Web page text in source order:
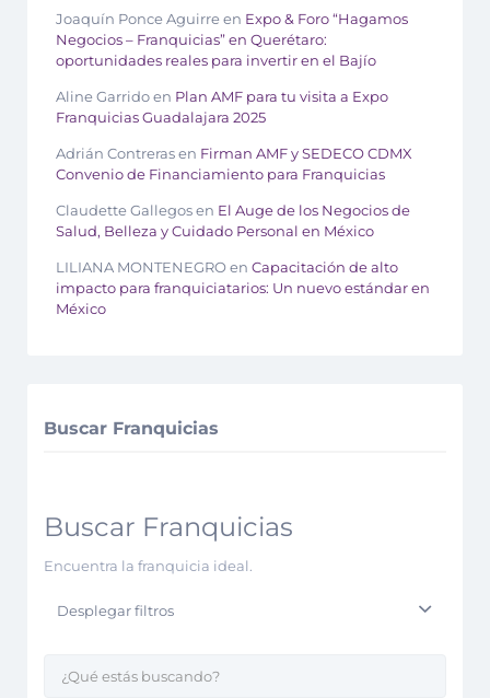
Joaquín Ponce Aguirreen Expo & Foro “Hagamos
Negocios – Franquicias” en Querétaro:
oportunidades reales para invertir en el Bajío
Aline Garridoen Plan AMF para tu visita a Expo
Franquicias Guadalajara 2025
Adrián Contrerasen Firman AMF y SEDECO CDMX
Convenio de Financiamiento para Franquicias
Claudette Gallegosen El Auge de los Negocios de
Salud, Belleza y Cuidado Personal en México
LILIANA MONTENEGROen Capacitación de alto
impacto para franquiciatarios: Un nuevo estándar en
México
Buscar Franquicias
Buscar Franquicias
Encuentra la franquicia ideal.
Desplegar filtros